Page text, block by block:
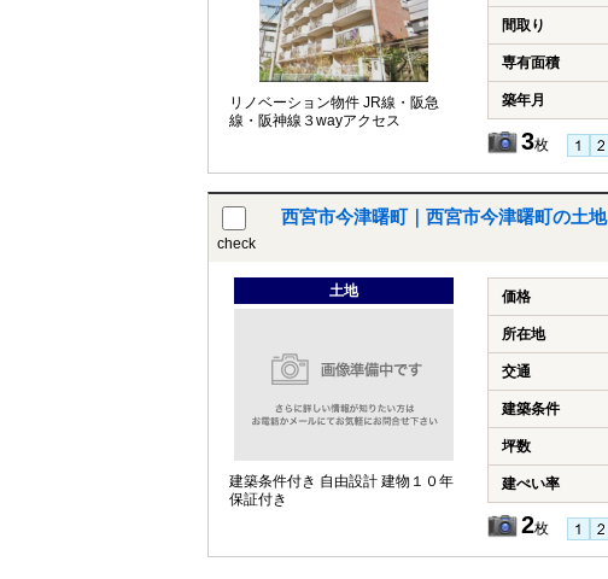
リノベーション物件 JR線・阪急
線・阪神線３wayアクセス
間取り
専有面積
築年月
3枚
check
西宮市今津曙町｜西宮市今津曙町の土地
土地
建築条件付き 自由設計 建物１０年
保証付き
価格
所在地
交通
建築条件
坪数
建ぺい率
2枚